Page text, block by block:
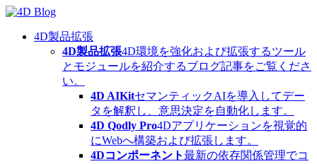
Skip
content4D製品拡張
4D製品拡張4D環境を強化および拡張するツール
とモジュールを紹介するブログ記事をご覧くださ
い。
4D AIKitセマンティックAIを導入してデー
タを解釈し、意思決定を自動化します。
4D Qodly Pro4Dアプリケーションを視覚的
にWebへ構築および拡張します。
4Dコンポーネント最新の依存関係管理でコ